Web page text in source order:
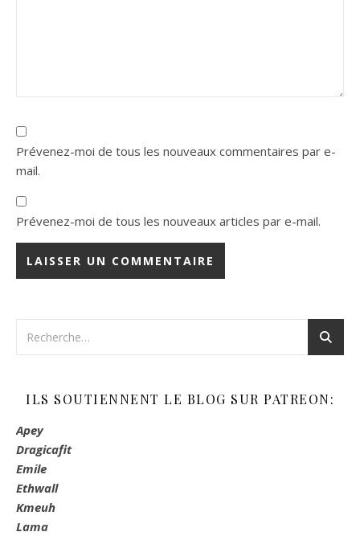
Prévenez-moi de tous les nouveaux commentaires par e-
mail.
Prévenez-moi de tous les nouveaux articles par e-mail.
ILS SOUTIENNENT LE BLOG SUR PATREON:
Apey
Dragicafit
Emile
Ethwall
Kmeuh
Lama